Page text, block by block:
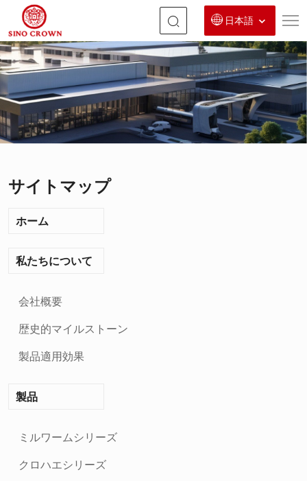
日本語
青
島
新
農
康
生
物
程
限
会
社
サイトマップ
ホーム
私たちについて
会社概要
歴史的マイルストーン
製品適用効果
製品
ミルワームシリーズ
クロハエシリーズ